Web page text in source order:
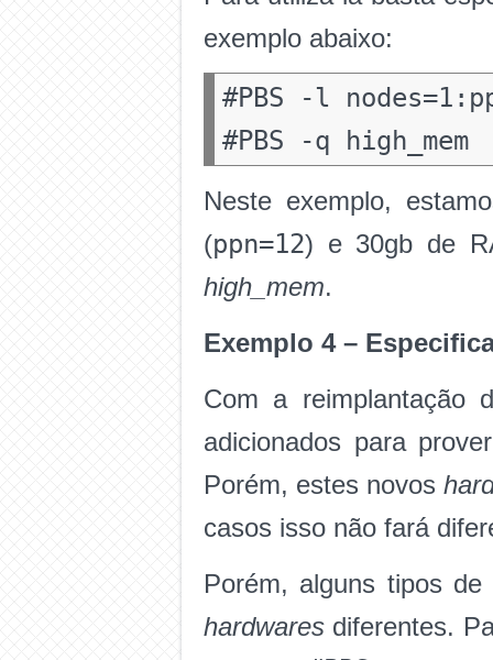
exemplo abaixo:
#PBS -l
#PBS -q high_mem
Neste exemplo,
(ppn=12) e 30gb de
high_mem.
Exemplo 4 –
Com a reimplantação
adicionados para
Porém, estes novos
casos isso não fará
Porém, alguns tipos
hardwares diferentes.